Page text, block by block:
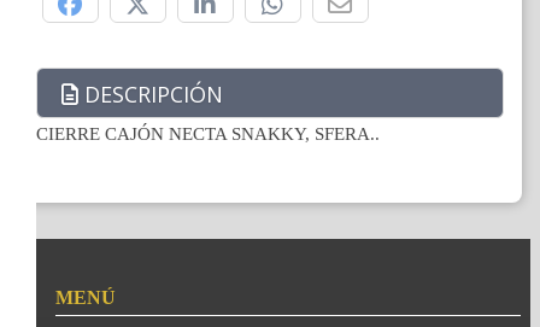
DESCRIPCIÓN
CIERRE CAJÓN NECTA SNAKKY, SFERA..
MENÚ